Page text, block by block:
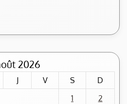
2026
J V S
D
1
2